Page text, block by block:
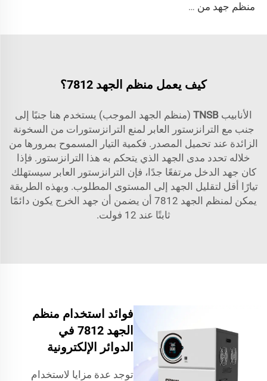
منظم جهد من نوع SCR (ثايристور) سلسلة ITK-B
كيف يعمل منظم الجهد 7812؟
الأنابيب TNSB (منظم الجهد الموجب) يستخدم هنا جنبًا إلى
جنب مع الترانزستور العابر لمنع الترانزستورات من السخونة
الزائدة عند تحميل المصدر. فكمية التيار المسموح بمرورها من
خلاله تحدد مدى الجهد الذي يتحكم به هذا الترانزستور. فإذا
كان جهد الدخل مرتفعًا جدًا، فإن الترانزستور العابر سيستهلك
تيارًا أقل لتقليل الجهد إلى المستوى المطلوب. وبهذه الطريقة
يمكن لمنظم الجهد 7812 أن يضمن أن جهد الخرج يكون دائمًا
ثابتًا عند 12 فولت.
فوائد استخدام منظم
الجهد 7812 في
الدوائر الإلكترونية
توجد عدة مزايا لاستخدام